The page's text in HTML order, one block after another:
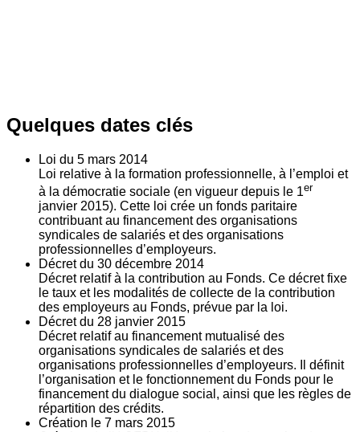
Quelques dates clés
Loi du 5 mars 2014
Loi relative à la formation professionnelle, à l’emploi et
à la démocratie sociale (en vigueur depuis le 1er
janvier 2015). Cette loi crée un fonds paritaire
contribuant au financement des organisations
syndicales de salariés et des organisations
professionnelles d’employeurs.
Décret du 30 décembre 2014
Décret relatif à la contribution au Fonds. Ce décret fixe
le taux et les modalités de collecte de la contribution
des employeurs au Fonds, prévue par la loi.
Décret du 28 janvier 2015
Décret relatif au financement mutualisé des
organisations syndicales de salariés et des
organisations professionnelles d’employeurs. Il définit
l’organisation et le fonctionnement du Fonds pour le
financement du dialogue social, ainsi que les règles de
répartition des crédits.
Création le 7 mars 2015